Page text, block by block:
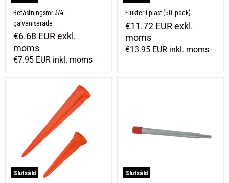
Befästningsrör 3/4"
galvaniserade
€6.68 EURexkl.
moms
€7.95 EUR inkl. moms -
Flukter i plast (50-pack)
€11.72 EURexkl.
moms
€13.95 EUR inkl. moms -
Slutsåld Slutsåld